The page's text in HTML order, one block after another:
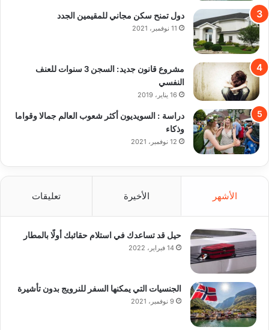
دول تمنح سكن مجاني للمقيمين الجدد
11 نوفمبر، 2021
مشروع قانون جديد: السجن 3 سنوات للعنف
النفسي
16 يناير، 2019
دراسة : السويديون أكثر شعوب العالم جمالا وقواما
وذكاء
12 نوفمبر، 2021
الأشهر الأخيرة تعليقات
حيل قد تساعدك في استلام حقائبك أولًا بالمطار
14 فبراير، 2022
الجنسيات التي يمكنها السفر للنرويج بدون تأشيرة
9 نوفمبر، 2021